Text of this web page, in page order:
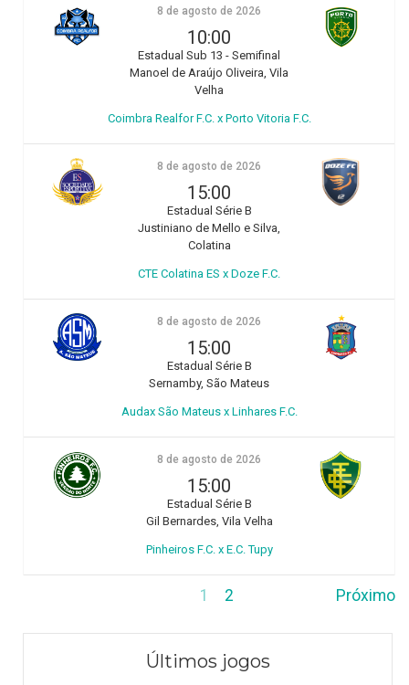
8 de agosto de 2026
10:00
Estadual Sub 13 - Semifinal
Manoel de Araújo Oliveira, Vila
Velha
Coimbra Realfor F.C. x Porto Vitoria F.C.
8 de agosto de 2026
15:00
Estadual Série B
Justiniano de Mello e Silva,
Colatina
CTE Colatina ES x Doze F.C.
8 de agosto de 2026
15:00
Estadual Série B
Sernamby, São Mateus
Audax São Mateus x Linhares F.C.
8 de agosto de 2026
15:00
Estadual Série B
Gil Bernardes, Vila Velha
Pinheiros F.C. x E.C. Tupy
1 2 Próximo
Últimos jogos